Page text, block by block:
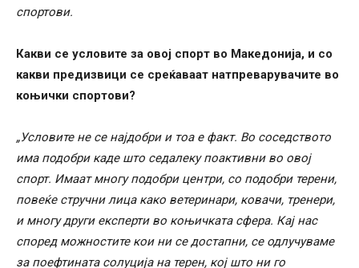
спортови.
Какви се условите за овој спорт во Македонија, и со
какви предизвици се среќаваат натпреварувачите во
коњички спортови?
„Условите не се најдобри и тоа е факт. Во соседството
има подобри каде што седалеку поактивни во овој
спорт. Имаат многу подобри центри, со подобри терени,
повеќе стручни лица како ветеринари, ковачи, тренери,
и многу други експерти во коњичката сфера. Кај нас
според можностите кои ни се достапни, се одлучуваме
за поефтината солуција на терен, кој што ни го